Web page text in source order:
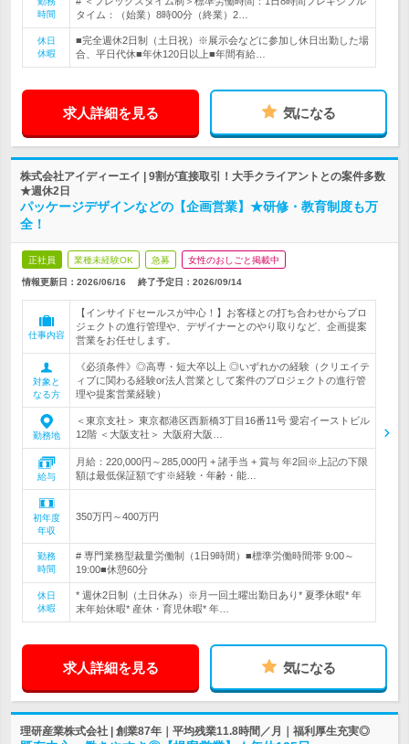
時間
タイム：（始業）8時00分（終業）2…
休日
休暇
■完全週休2日制（土日祝）※展示会などに参加し休日出勤した場
合、平日代休■年休120日以上■年間有給…
求人詳細を見る 気になる
株式会社アイディーエイ | 9割が直接取引！大手クライアントとの案件多数
★週休2日
パッケージデザインなどの【企画営業】★研修・教育制度も万
全！
正社員 業種未経験OK 急募 女性のおしごと掲載中
情報更新日：2026/06/16 終了予定日： 2026/09/14
仕事内容
【インサイドセールスが中心！】お客様との打ち合わせからプロ
ジェクトの進行管理や、デザイナーとのやり取りなど、企画提案
営業をお任せします。
対象と
なる方
《必須条件》◎高専・短大卒以上 ◎いずれかの経験（クリエイテ
ィブに関わる経験or法人営業として案件のプロジェクトの進行管
理や提案営業経験）
勤務地
＜東京支社＞ 東京都港区西新橋3丁目16番11号 愛宕イーストビル
12階 ＜大阪支社＞ 大阪府大阪…
給与
月給：220,000円～285,000円 + 諸手当 + 賞与 年2回※上記の下限
額は最低保証額です※経験・年齢・能…
初年度
年収
350万円～400万円
勤務
時間
# 専門業務型裁量労働制（1日9時間）■標準労働時間帯 9:00～
19:00■休憩60分
休日
休暇
* 週休2日制（土日休み）※月一回土曜出勤日あり* 夏季休暇* 年
末年始休暇* 産休・育児休暇* 年…
求人詳細を見る 気になる
理研産業株式会社 | 創業87年｜平均残業11.8時間／月｜福利厚生充実◎